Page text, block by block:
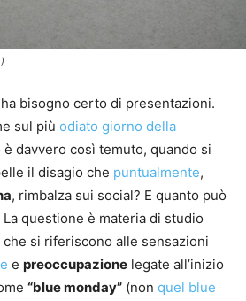
bisogno certo di presentazioni.
sul più odiato giorno della
è davvero così temuto, quando si
il disagio che puntualmente,
, rimbalza sui social? E quanto può
questione è materia di studio
si riferiscono alle sensazioni
e preoccupazione legate all’inizio
“blue monday” (non quel blue